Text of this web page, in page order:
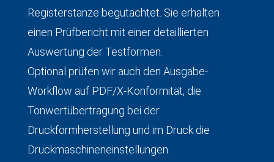
Registerstanze begutachtet. Sie erhalten
einen Prüfbericht mit einer detaillierten
Auswertung der Testformen.
Optional prüfen wir auch den Ausgabe-
Workflow auf PDF/X-Konformität, die
Tonwertübertragung bei der
Druckformherstellung und im Druck die
Druckmaschineneinstellungen.